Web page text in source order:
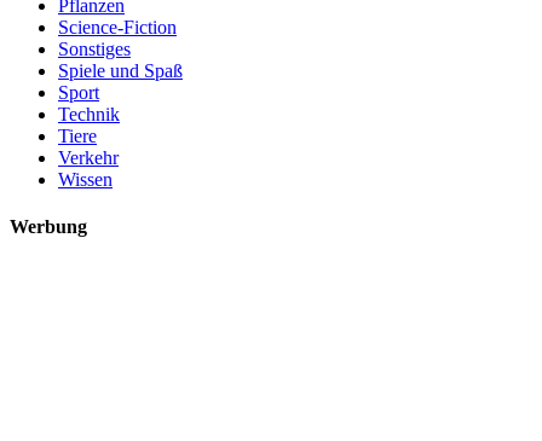
Pflanzen
Science-Fiction
Sonstiges
Spiele und Spaß
Sport
Technik
Tiere
Verkehr
Wissen
Werbung